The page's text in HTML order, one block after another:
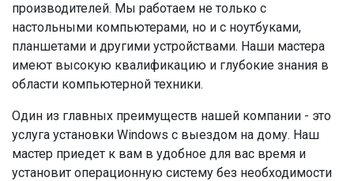
производителей. Мы работаем не только с
настольными компьютерами, но и с ноутбуками,
планшетами и другими устройствами. Наши мастера
имеют высокую квалификацию и глубокие знания в
области компьютерной техники.
Один из главных преимуществ нашей компании - это
услуга установки Windows с выездом на дому. Наш
мастер приедет к вам в удобное для вас время и
установит операционную систему без необходимости